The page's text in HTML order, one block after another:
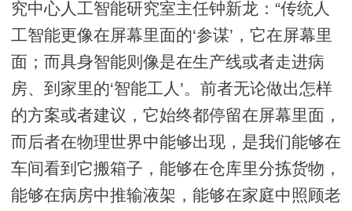
究中心人工智能研究室主任钟新龙：“传统人
工智能更像在屏幕里面的‘参谋’，它在屏幕里
面；而具身智能则像是在生产线或者走进病
房、到家里的‘智能工人’。前者无论做出怎样
的方案或者建议，它始终都停留在屏幕里面，
而后者在物理世界中能够出现，是我们能够在
车间看到它搬箱子，能够在仓库里分拣货物，
能够在病房中推输液架，能够在家庭中照顾老